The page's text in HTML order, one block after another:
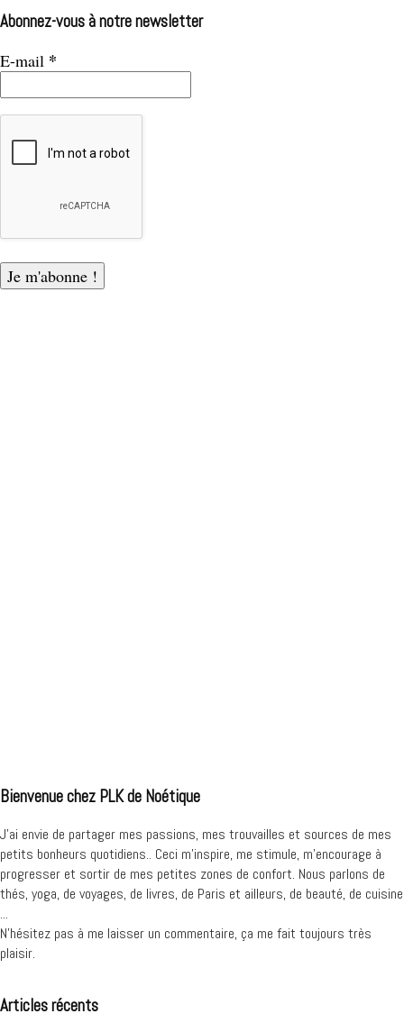
Abonnez-vous à notre newsletter
E-mail *
Bienvenue chez PLK de Noétique
J’ai envie de partager mes passions, mes trouvailles et sources de mes
petits bonheurs quotidiens.. Ceci m'inspire, me stimule, m'encourage à
progresser et sortir de mes petites zones de confort. Nous parlons de
thés, yoga, de voyages, de livres, de Paris et ailleurs, de beauté, de cuisine
...
N'hésitez pas à me laisser un commentaire, ça me fait toujours très
plaisir.
Articles récents